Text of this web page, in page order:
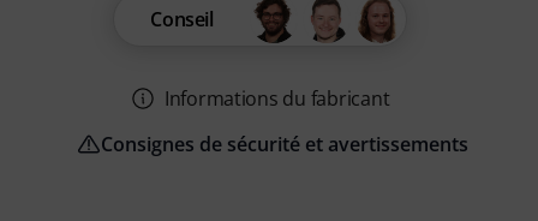
Conseil
Informations du fabricant
Consignes de sécurité et avertissements